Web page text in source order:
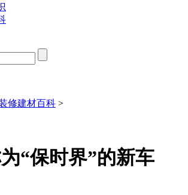
修建材百科 >
“保时界”的新车